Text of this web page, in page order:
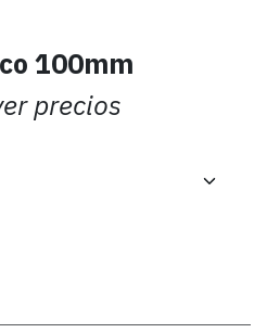
100mm
precios